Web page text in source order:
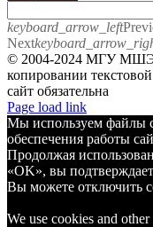
keyboard_arrow_left
Next
© 2004-2024 МГУ МШЭ
копировании
сайт обязательна
Telegram
Page load link
Мы используем файлы
обеспечения работы
Продолжая
«OK», вы
Вы можете отключить
We use cookies and